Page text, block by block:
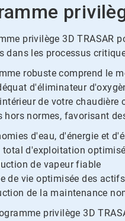
privilège 3D TRASAR
dans les processus
robuste comprend le
d'éliminateur
de votre
hors normes, favorisant
d'eau, d'énergie et
total d'exploitation optimisé
de vapeur fiable
de vie optimisée des actifs
de la maintenance
privilège 3D